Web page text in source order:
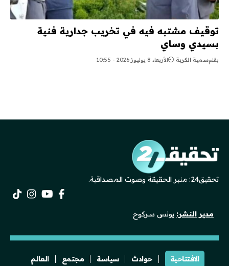
توقيف مشتبه فيه في تخريب جدارية فنية
بسيدي وساي
بقلمسمية الكربة الأربعاء 8 يوليوز 2026 - 10:55
تحقيق24: منبر الحقيقة وصوت المصداقية.
مدير النشر: يونس سركوح
الافتتاحية حوادث سياسة مجتمع
العالم